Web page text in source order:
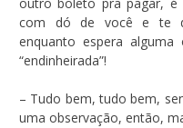
outro boleto pra pagar, é
com dó de você e te
enquanto espera
“endinheirada”!
– Tudo bem, tudo bem,
uma observação, então,